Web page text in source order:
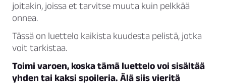
joitakin, joissa et tarvitse muuta kuin pelkkää
onnea.
Tässä on luettelo kaikista kuudesta pelistä, jotka
voit tarkistaa.
Toimi varoen, koska tämä luettelo voi sisältää
yhden tai kaksi spoileria. Älä siis vieritä